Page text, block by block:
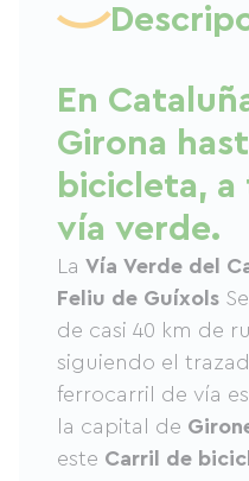
En
Girona
bicicleta, a
vía verde.
La Vía Verde del
Feliu de Guíxols
de casi 40 km de
siguiendo el
ferrocarril de vía
la capital de
este Carril de